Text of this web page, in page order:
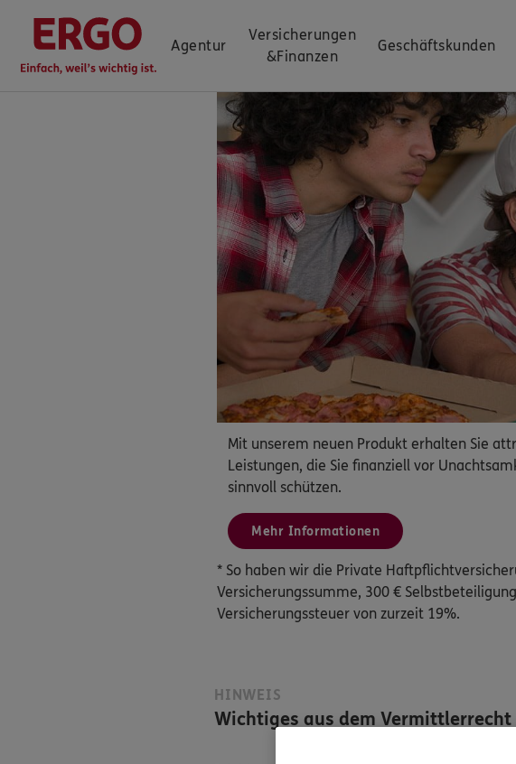
Agentur
Versicherungen
&Finanzen
Geschäftskunden
Mit unserem neuen Produkt erhalten Sie
Leistungen, die Sie finanziell vor
sinnvoll schützen.
Mehr Informationen
* So haben wir die Private
Versicherungssumme, 300 €
Versicherungssteuer von zurzeit 19%.
HINWEIS
Wichtiges aus dem Vermittlerrecht